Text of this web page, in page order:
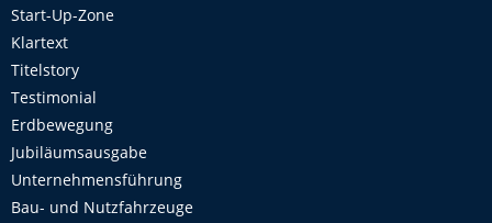
Start-Up-Zone
Klartext
Titelstory
Testimonial
Erdbewegung
Jubiläumsausgabe
Unternehmensführung
Bau- und Nutzfahrzeuge